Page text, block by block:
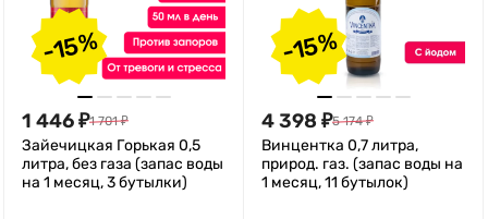
-15%
1 446₽1 701 ₽
Зайечицкая Горькая 0,5
литра, без газа (запас воды
на 1 месяц, 3 бутылки)
-15%
4 398 ₽5 174 ₽
Винцентка 0,7 литра,
природ. газ. (запас воды на
1 месяц, 11 бутылок)